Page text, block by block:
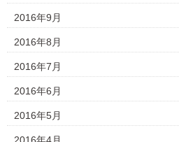
2016年9月
2016年8月
2016年7月
2016年6月
2016年5月